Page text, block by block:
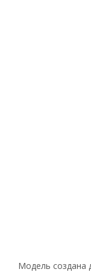
Модель создана